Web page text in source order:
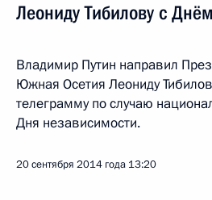
Леониду Тибилову с
Владимир Путин направил
Южная Осетия Леониду
телеграмму по случаю
Дня независимости.
20 сентября 2014 года 13:20